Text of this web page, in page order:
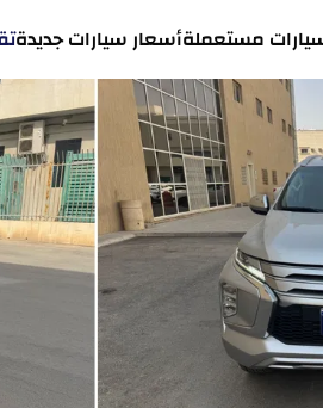
مستعملةأسعار سيارات جديدة